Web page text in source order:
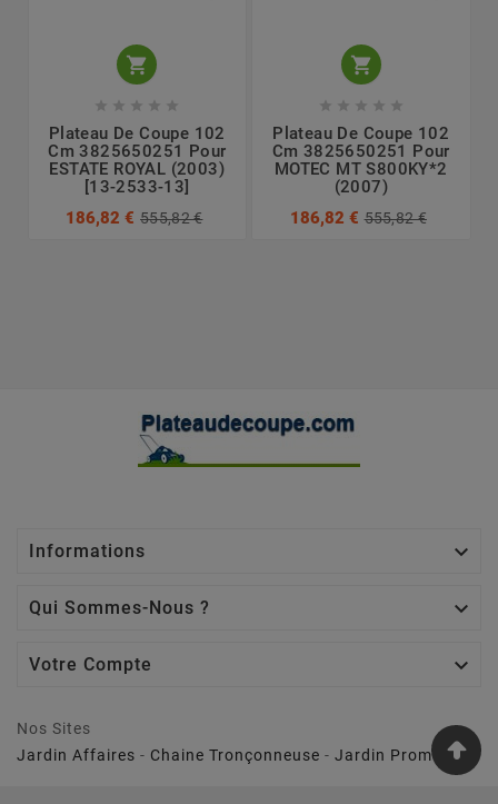

    
Plateau De Coupe 102
Cm 3825650251 Pour
ESTATE ROYAL (2003)
[13-2533-13]
186,82 € 555,82 €

    
Plateau De Coupe 102
Cm 3825650251 Pour
MOTEC MT S800KY*2
(2007)
186,82 € 555,82 €
Informations 
Qui Sommes-Nous ? 
Votre Compte 
Nos Sites
Jardin Affaires - Chaine Tronçonneuse - Jardin Promo